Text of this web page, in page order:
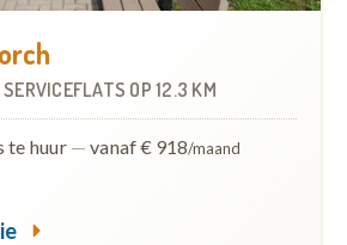
OP 12.3 KM
te huur — vanaf € 918/maand